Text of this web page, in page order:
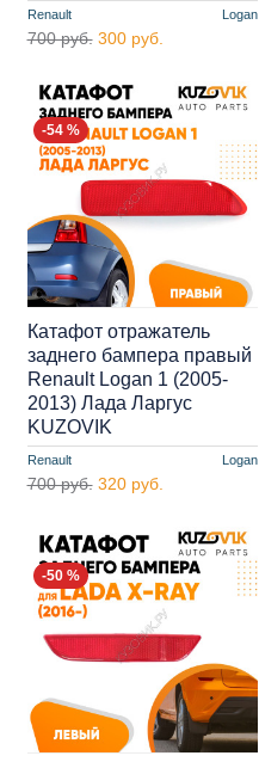
Renault Logan
700 руб. 300 руб.
-54 %
Renault Logan
Катафот отражатель
заднего бампера правый
Renault Logan 1 (2005-
2013) Лада Ларгус
KUZOVIK
700 руб. 320 руб.
-50 %